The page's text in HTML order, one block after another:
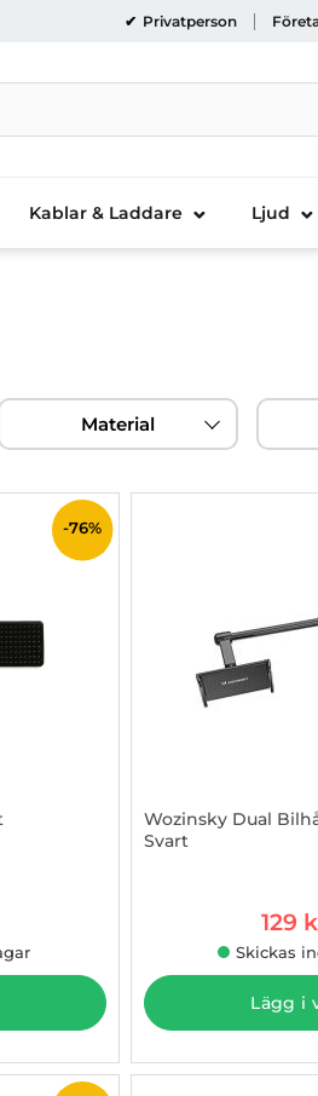
Privatperson
Kablar & Laddare Ljud
Material
-76%
Wozinsky Dual
Svart
rea
129
Skickas
Lägg i